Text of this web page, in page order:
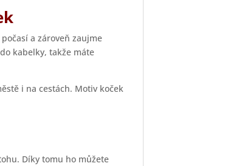
a zároveň zaujme
kabelky, takže máte
i na cestách. Motiv koček
Díky tomu ho můžete